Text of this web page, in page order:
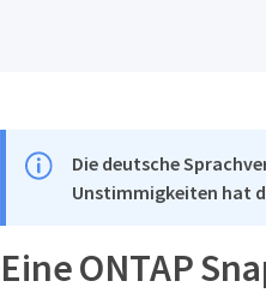
Die deutsche
Unstimmigkeiten hat
Eine ONTAP